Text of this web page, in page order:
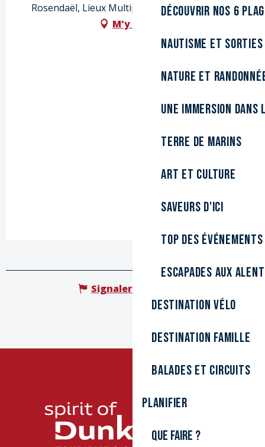
Découvrir nos 6
Nautisme et sorties
Nature et
Une immersion
Terre de marins
Art et culture
Saveurs d'ici
Top des événements
Escapades aux
Destination Vélo
Destination Famille
Balades et circuits
Planifier
Que faire ?
Rosendaël, Lieux Multiples, 59140 Dunkerque
M'y rendre
Signaler une erreur